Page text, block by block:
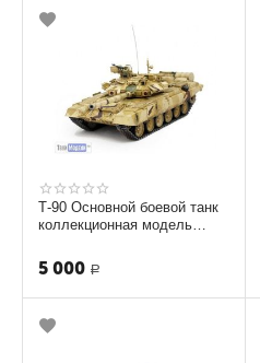
Т-90 Основной боевой танк
коллекционная модель
5 000 Р